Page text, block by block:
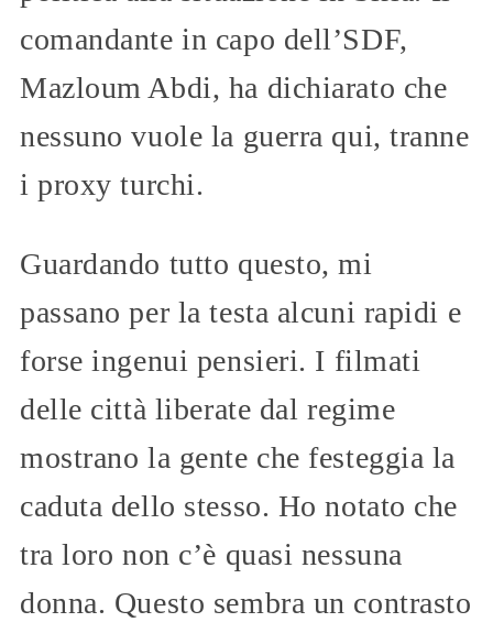
comandante in capo dell’SDF,
Mazloum Abdi, ha dichiarato che
nessuno vuole la guerra qui, tranne
i proxy turchi.
Guardando tutto questo, mi
passano per la testa alcuni rapidi e
forse ingenui pensieri. I filmati
delle città liberate dal regime
mostrano la gente che festeggia la
caduta dello stesso. Ho notato che
tra loro non c’è quasi nessuna
donna. Questo sembra un contrasto